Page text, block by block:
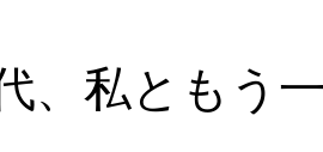
、私ともう